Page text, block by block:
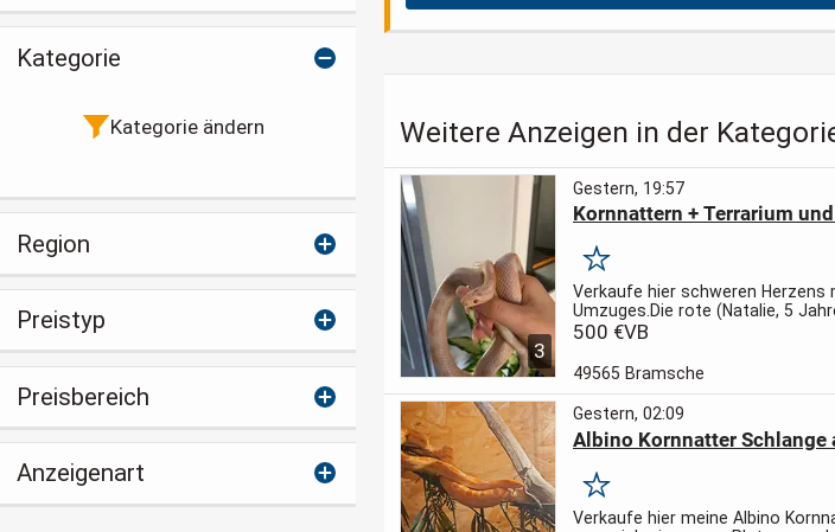
Weitere Anzeigen in der
3
Gestern, 19:57
Kornnattern + Terrarium
Merken
Verkaufe hier schweren Herzens
Umzuges.Die rote (Natalie, 5
alt)Fressen beide Frostmäuse
500 €VB
49565 Bramsche
Gestern, 02:09
Albino Kornnatter Schlange
Merken
Verkaufe hier meine Albino
Kategorie
Kategorie ändern
Region
Preistyp
Preisbereich
Anzeigenart